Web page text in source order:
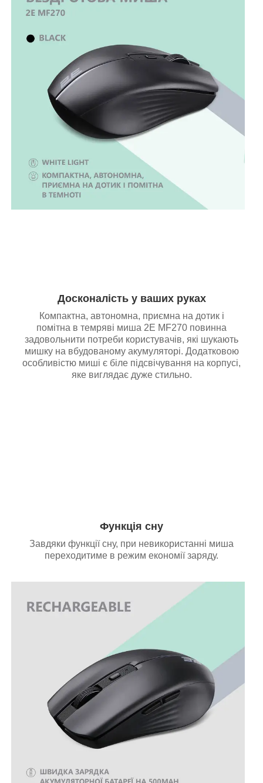
Досконалість у ваших руках
Компактна, автономна, приємна на дотик і
помітна в темряві миша 2E MF270 повинна
задовольнити потреби користувачів, які шукають
мишку на вбудованому акумуляторі. Додатковою
особливістю миші є біле підсвічування на корпусі,
яке виглядає дуже стильно.
Функція сну
Завдяки функції сну, при невикористанні миша
переходитиме в режим економії заряду.